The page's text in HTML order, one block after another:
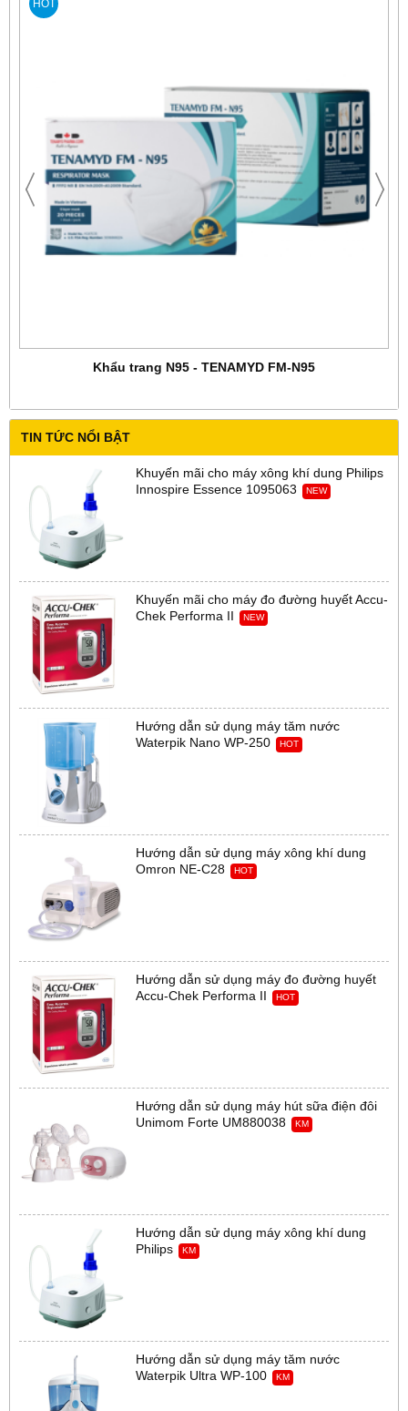
HOT
Khẩu trang N95 - TENAMYD FM-N95
TIN TỨC NỔI BẬT
Khuyến mãi cho máy xông khí dung Philips
Innospire Essence 1095063
NEW
Khuyến mãi cho máy đo đường huyết Accu-
Chek Performa II
NEW
Hướng dẫn sử dụng máy tăm nước
Waterpik Nano WP-250
HOT
Hướng dẫn sử dụng máy xông khí dung
Omron NE-C28
HOT
Hướng dẫn sử dụng máy đo đường huyết
Accu-Chek Performa II
HOT
Hướng dẫn sử dụng máy hút sữa điện đôi
Unimom Forte UM880038
KM
Hướng dẫn sử dụng máy xông khí dung
Philips
KM
Hướng dẫn sử dụng máy tăm nước
Waterpik Ultra WP-100
KM